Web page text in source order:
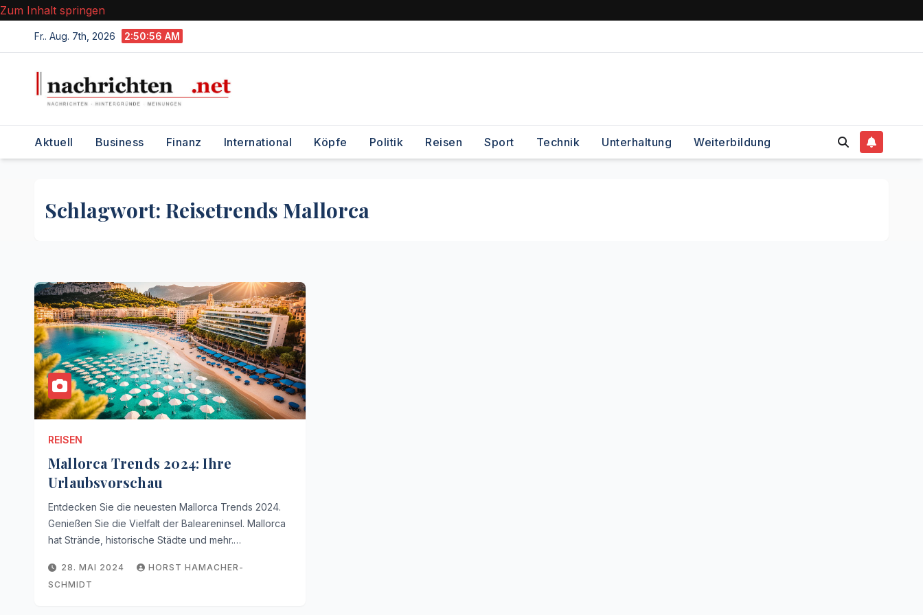
Zum Inhalt springen
Fr.. Aug. 7th, 2026 2:50:57 AM
Aktuell Business Finanz International Köpfe Politik Reisen Sport Technik Unterhaltung Weiterbildung
Schlagwort: Reisetrends Mallorca
REISEN
Mallorca Trends 2024: Ihre
Urlaubsvorschau
Entdecken Sie die neuesten Mallorca Trends 2024.
Genießen Sie die Vielfalt der Baleareninsel. Mallorca
hat Strände, historische Städte und mehr.…
28. MAI 2024
HORST HAMACHER-
SCHMIDT